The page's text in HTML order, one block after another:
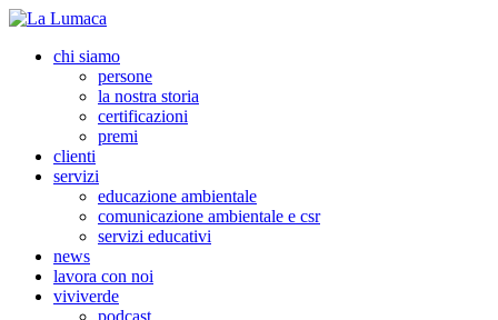
chi siamo
persone
la nostra storia
certificazioni
premi
clienti
servizi
educazione ambientale
comunicazione ambientale e csr
servizi educativi
news
lavora con noi
viviverde
podcast